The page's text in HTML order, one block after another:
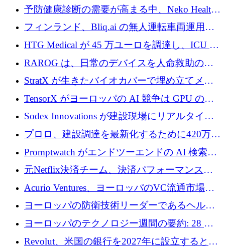
シリーズAで450万ユーロを調達
予防健康診断の需要が高まる中、Neko Health
が 7 億ドルを調達
フィンランド、Bliq.ai の無人運転車両運用を
認可
HTG Medical が 45 万ユーロを調達し、ICU の
尿モニタリングを自動化するための MDR 認
証を獲得
RAROG は、日常のデバイスを人命救助の救
助ビーコンに変えるために 16 万 2,000 ユーロ
StratX が生きたバイオカバーで埋め立てメタ
ン対策に 119 万ドルを調達
TensorX がヨーロッパの AI 競争は GPU の所
有者によって決まると考える理由
Sodex Innovations が建設現場にリアルタイム
のインテリジェンスをもたらすために 400 万
ユーロを確保
プロロ、建設調達を最新化するために420万ポ
ンドを調達
Promptwatch がエンドツーエンドの AI 検索最
適化プラットフォームを拡張するために 600
万ユーロを調達
元Netflix決済チーム、決済パフォーマンスプ
ラットフォームNopanのためにこれまでに720
万ユーロを調達
Acurio Ventures、ヨーロッパのVC流通市場の
流動性を解放するために1億1,500万ユーロの
ファンドを立ち上げる
ヨーロッパの防衛技術リーダーであるヘルシ
ングは、180億ドルの評価額で18億ドルのシリ
ヨーロッパのテクノロジー週間の要約: 28 億
ユーロを超える 70 以上のテクノロジー資金調
Revolut、米国の銀行を2027年に設立すると米